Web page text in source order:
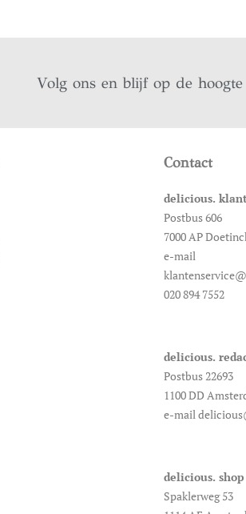
Volg ons en blijf op de hoogte
Contact
delicious.
Postbus 606
7000 AP
e-mail
020 894 7552
delicious.
Postbus 22693
1100 DD
e-mail
delicious. shop
Spaklerweg 53